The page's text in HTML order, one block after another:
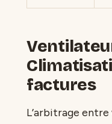
factures
L’arbitrage